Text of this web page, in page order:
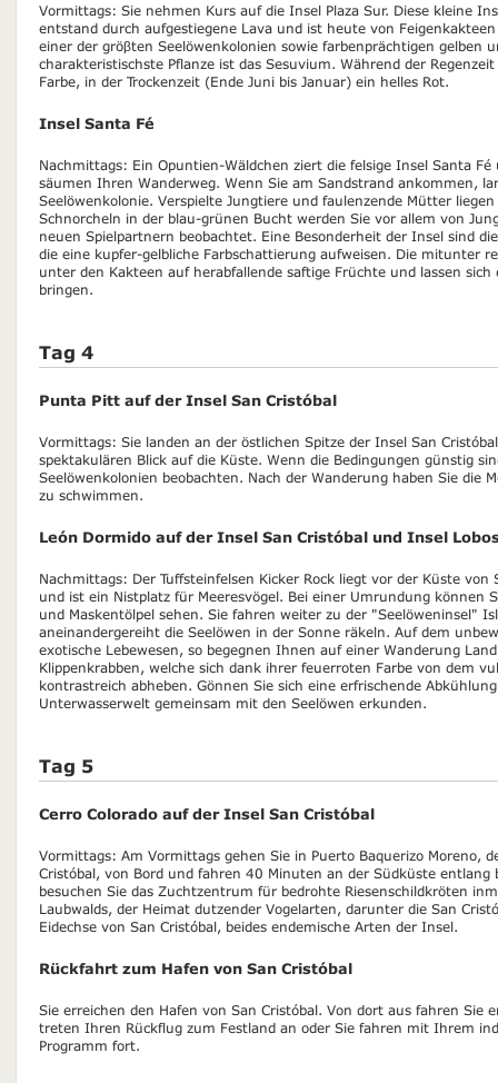
Vormittags: Sie nehmen Kurs auf die Insel Plaza Sur. Diese kleine
entstand durch aufgestiegene Lava und ist heute von
einer der gröβten Seelöwenkolonien sowie farbenprächtigen gelben
charakteristischste Pflanze ist das Sesuvium. Während der
Farbe, in der Trockenzeit (Ende Juni bis Januar) ein helles Rot.
Insel Santa Fé
Nachmittags: Ein Opuntien-Wäldchen ziert die felsige Insel Santa Fé
säumen Ihren Wanderweg. Wenn Sie am Sandstrand ankommen,
Seelöwenkolonie. Verspielte Jungtiere und faulenzende Mütter liegen
Schnorcheln in der blau-grünen Bucht werden Sie vor allem von
neuen Spielpartnern beobachtet. Eine Besonderheit der Insel sind
die eine kupfer-gelbliche Farbschattierung aufweisen. Die mitunter
unter den Kakteen auf herabfallende saftige Früchte und lassen sich
bringen.
Tag 4
Punta Pitt auf der Insel San Cristóbal
Vormittags: Sie landen an der östlichen Spitze der Insel San
spektakulären Blick auf die Küste. Wenn die Bedingungen günstig
Seelöwenkolonien beobachten. Nach der Wanderung haben Sie die
zu schwimmen.
León Dormido auf der Insel San Cristóbal und Insel
Nachmittags: Der Tuffsteinfelsen Kicker Rock liegt vor der Küste von
und ist ein Nistplatz für Meeresvögel. Bei einer Umrundung können
und Maskentölpel sehen. Sie fahren weiter zu der "Seelöweninsel"
aneinandergereiht die Seelöwen in der Sonne räkeln. Auf dem
exotische Lebewesen, so begegnen Ihnen auf einer Wanderung
Klippenkrabben, welche sich dank ihrer feuerroten Farbe von dem
kontrastreich abheben. Gönnen Sie sich eine erfrischende
Unterwasserwelt gemeinsam mit den Seelöwen erkunden.
Tag 5
Cerro Colorado auf der Insel San Cristóbal
Vormittags: Am Vormittags gehen Sie in Puerto Baquerizo Moreno,
Cristóbal, von Bord und fahren 40 Minuten an der Südküste entlang
besuchen Sie das Zuchtzentrum für bedrohte Riesenschildkröten
Laubwalds, der Heimat dutzender Vogelarten, darunter die San
Eidechse von San Cristóbal, beides endemische Arten der Insel.
Rückfahrt zum Hafen von San Cristóbal
Sie erreichen den Hafen von San Cristóbal. Von dort aus fahren Sie
treten Ihren Rückflug zum Festland an oder Sie fahren mit Ihrem
Programm fort.